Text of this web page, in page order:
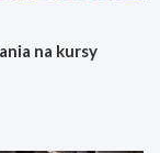
na kursy